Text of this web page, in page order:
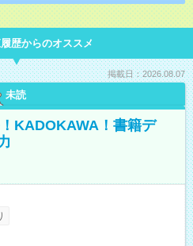
歴からのオススメ
掲載日：2026.08.07
未読
KADOKAWA！書籍デ